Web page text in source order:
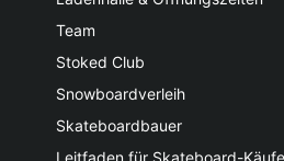
Team
Stoked Club
Snowboardverleih
Skateboardbauer
Leitfaden für Skateboard-